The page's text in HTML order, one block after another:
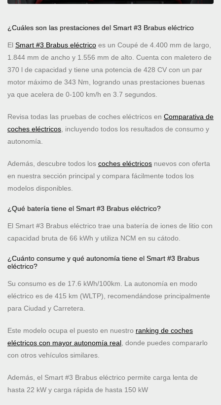
¿Cuáles son las prestaciones del Smart #3 Brabus eléctrico
El Smart #3 Brabus eléctrico es un Coupé de 4.400 mm de largo,
1.844 mm de ancho y 1.556 mm de alto. Cuenta con maletero de
370 l de capacidad y tiene una potencia de 428 CV con un par
motor máximo de 343 Nm, logrando unas prestaciones buenas
ya que acelera de 0-100 km/h en 3.7 segundos.
Revisa todas las pruebas de coches eléctricos en Comparativa de
coches eléctricos , incluyendo todos los resultados de consumo y
autonomía.
Además, descubre todos los coches eléctricos nuevos con oferta
en nuestra sección principal y compara fácilmente todos los
modelos disponibles.
¿Qué batería tiene el Smart #3 Brabus eléctrico?
El Smart #3 Brabus eléctrico trae una batería de iones de litio con
capacidad bruta de 66 kWh y utiliza NCM en su cátodo.
¿Cuánto consume y qué autonomía tiene el Smart #3 Brabus
eléctrico?
Su consumo es de 17.6 kWh/100km. La autonomía en modo
eléctrico es de 415 km (WLTP), recomendándose principalmente
para Ciudad y Carretera.
Este modelo ocupa el puesto en nuestro ranking de coches
eléctricos con mayor autonomía real , donde puedes compararlo
con otros vehículos similares.
Además, el Smart #3 Brabus eléctrico permite carga lenta de
hasta 22 kW y carga rápida de hasta 150 kW